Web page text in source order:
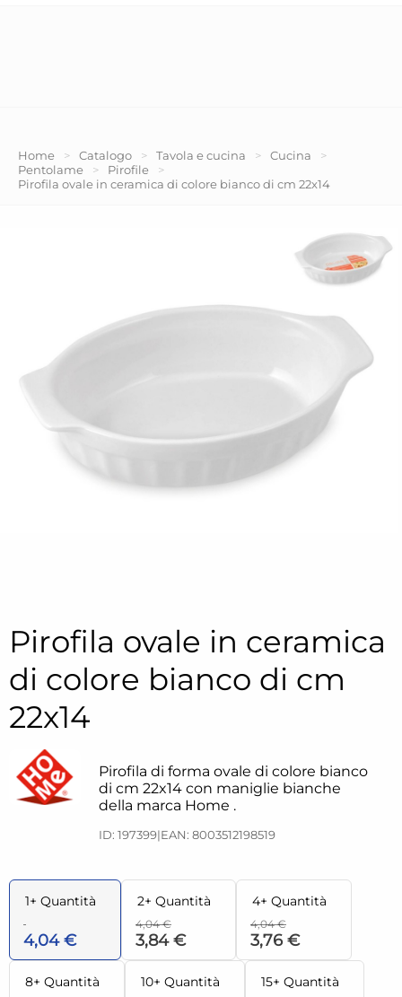
Home > Catalogo > Tavola e cucina > Cucina
>
Pentolame
> Pirofile
>
Pirofila ovale in ceramica di colore bianco di cm 22x14
Pirofila ovale in ceramica
di colore bianco di cm
22x14
Pirofila di forma ovale di colore bianco
di cm 22x14 con maniglie bianche
della marca Home .
ID: 197399|EAN: 8003512198519
1+ Quantità
4,04 €
2+ Quantità
4,04 €
3,84 €
4+ Quantità
4,04 €
3,76 €
8+ Quantità 10+ Quantità 15+ Quantità